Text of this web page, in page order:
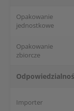
Opakowanie
jednostkowe
Opakowanie
zbiorcze
Importer